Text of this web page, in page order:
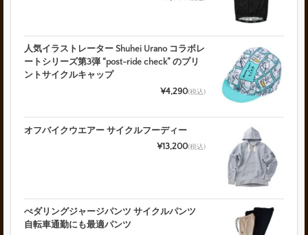
人気イラストレーター Shuhei Urano コラボレ
ートシリーズ第3弾 “post-ride check” のプリ
ントサイクルキャップ
¥4,290(税込)
オフバイクウエアー サイクルフーディー
¥13,200(税込)
ぺダリングジャージパンツ サイクルパンツ
自転車通勤にも最適パンツ